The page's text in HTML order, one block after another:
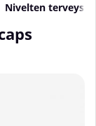
Nivelten terveys